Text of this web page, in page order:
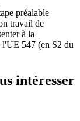
préalable
travail de
à la
l'UE 547 (en S2 du
intéresser